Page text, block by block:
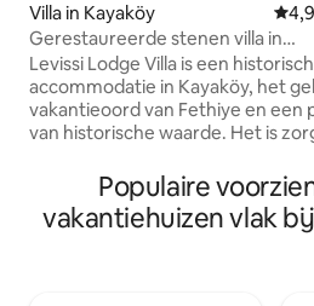
Villa in Kayaköy
Gerestaureerde stenen villa in
Fethiye/Kayaköy
Levissi Lodge Villa is een
accommodatie in Kayaköy, het
vakantieoord van Fethiye en een
van historische waarde. Het is
behoud van het historische
de architectuur. Met het
zo is ontworpen dat het uit het
Populaire
vakantiehuizen vlak